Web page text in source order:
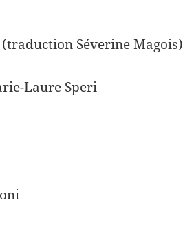
Séverine Magois)
Laure Speri